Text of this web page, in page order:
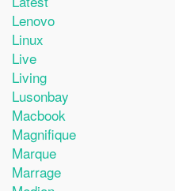
Lenovo
Linux
Live
Living
Lusonbay
Macbook
Magnifique
Marque
Marrage